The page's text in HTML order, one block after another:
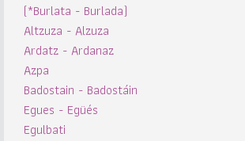
(*Burlata - Burlada)
Altzuza - Alzuza
Ardatz - Ardanaz
Azpa
Badostain - Badostáin
Egues - Egüés
Egulbati